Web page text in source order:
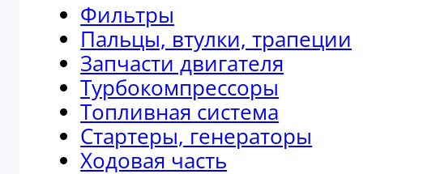
Фильтры
Пальцы, втулки, трапеции
Запчасти двигателя
Турбокомпрессоры
Топливная система
Стартеры, генераторы
Ходовая часть